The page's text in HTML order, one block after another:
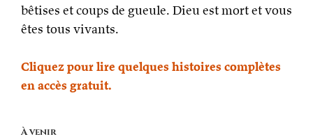
bêtises et coups de gueule. Dieu est mort et vous
êtes tous vivants.
Cliquez pour lire quelques histoires complètes
en accès gratuit.
À venir